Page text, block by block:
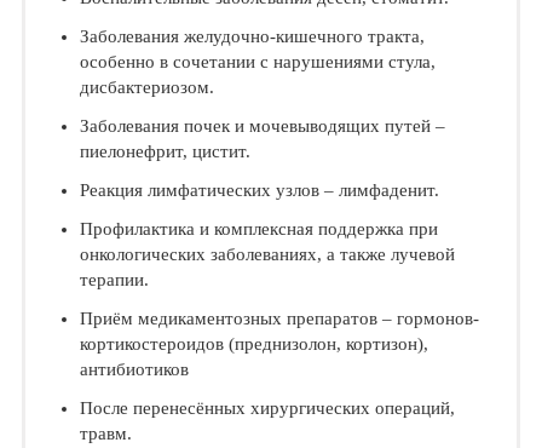
Заболевания желудочно-кишечного тракта,
особенно в сочетании с нарушениями стула,
дисбактериозом.
Заболевания почек и мочевыводящих путей –
пиелонефрит, цистит.
Реакция лимфатических узлов – лимфаденит.
Профилактика и комплексная поддержка при
онкологических заболеваниях, а также лучевой
терапии.
Приём медикаментозных препаратов – гормонов-
кортикостероидов (преднизолон, кортизон),
антибиотиков
После перенесённых хирургических операций,
травм.